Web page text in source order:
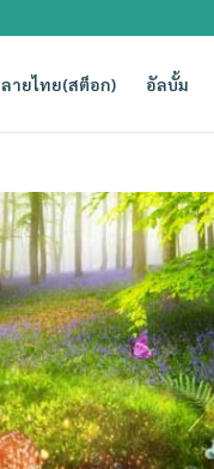
ลายไทย(สต็อก) อัลบั้ม